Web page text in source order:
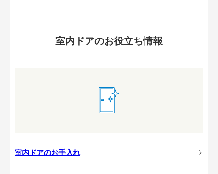
室内ドアのお役立ち情報
室内ドアのお手入れ